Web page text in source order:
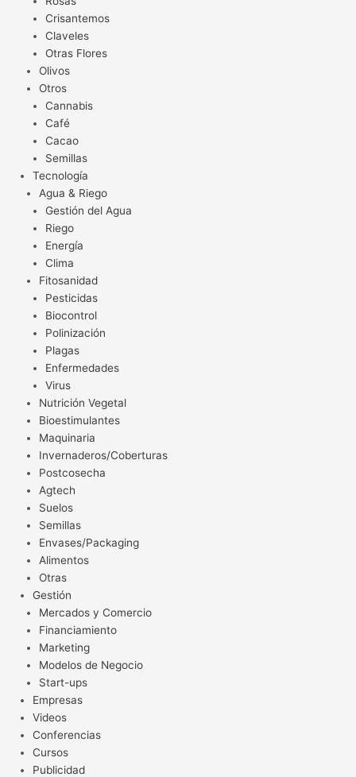
Crisantemos
Claveles
Otras Flores
Olivos
Otros
Cannabis
Café
Cacao
Semillas
Tecnología
Agua & Riego
Gestión del Agua
Riego
Energía
Clima
Fitosanidad
Pesticidas
Biocontrol
Polinización
Plagas
Enfermedades
Virus
Nutrición Vegetal
Bioestimulantes
Maquinaria
Invernaderos/Coberturas
Postcosecha
Agtech
Suelos
Semillas
Envases/Packaging
Alimentos
Otras
Gestión
Mercados y Comercio
Financiamiento
Marketing
Modelos de Negocio
Start-ups
Empresas
Videos
Conferencias
Cursos
Publicidad